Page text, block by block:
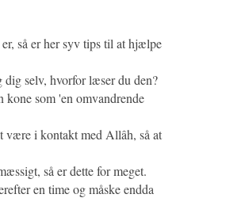
så er her syv tips til at hjælpe
selv, hvorfor læser du den?
som 'en omvandrende
være i kontakt med Allâh, så at
så er dette for meget.
en time og måske endda